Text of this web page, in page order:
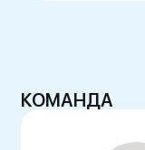
КОМАНДА